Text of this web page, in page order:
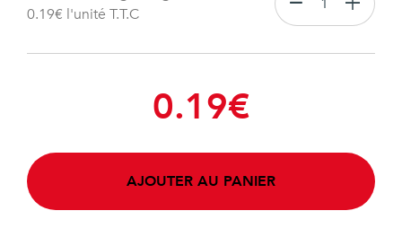
0.19€ l'unité T.T.C
0.19€
AJOUTER AU PANIER